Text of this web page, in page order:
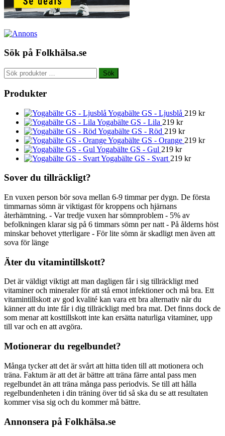
Sök på Folkhälsa.se
Sök
efter:
Sök
Produkter
Yogabälte GS - Ljusblå 219 kr
Yogabälte GS - Lila 219 kr
Yogabälte GS - Röd 219 kr
Yogabälte GS - Orange 219 kr
Yogabälte GS - Gul 219 kr
Yogabälte GS - Svart 219 kr
Sover du tillräckligt?
En vuxen person bör sova mellan 6-9 timmar per dygn. De första
timmarnas sömn är viktigast för kroppens och hjärnans
återhämtning. - Var tredje vuxen har sömnproblem - 5% av
befolkningen klarar sig på 6 timmars sömn per natt - På ålderns höst
minskar behovet ytterligare - För lite sömn är skadligt men även att
sova för länge
Äter du vitamintillskott?
Det är väldigt viktigt att man dagligen får i sig tillräckligt med
vitaminer och mineraler för att stå emot infektioner och må bra. Ett
vitamintillskott av god kvalité kan vara ett bra alternativ när du
känner att du inte får i dig tillräckligt med bra mat. Det finns dock de
som menar att kosttillskott inte kan ersätta naturliga vitaminer, upp
till var och en att avgöra.
Motionerar du regelbundet?
Många tycker att det är svårt att hitta tiden till att motionera och
träna. Faktum är att det är bättre att träna färre antal pass men
regelbundet än att träna många pass periodvis. Se till att hålla
regelbundenheten i din träning över tid så ska du se att resultaten
kommer visa sig och du kommer må bättre.
Annonsera på Folkhälsa.se